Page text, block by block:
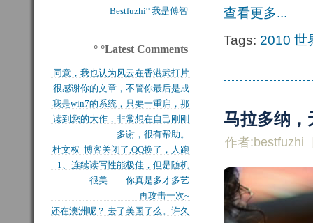
查看更多...
Tags: 2010 世
马拉多纳，
作者:bestfuzhi
Bestfuzhi° 我是傅智
° °Latest Comments
同意，我也认为风云在香港武打片
历史上是绝无仅有的，...
很感谢你的文章，不管你最后是成
功还是失败，能让后来...
我是win7的系统，只要一重启，那
块MFT盘就无法...
读到您的大作，非常想在自己刚刚
买的固态硬盘上试试，...
多谢，很有帮助。
杜文权 博客关闭了,QQ换了，人跑
了 新的QQ...
1、连续读写性能极佳，但是随机
写入性能极差（这对于...
很美……你真是多才多艺
再攻击一次~
还在澳洲呢？ 去了美国了么。许久